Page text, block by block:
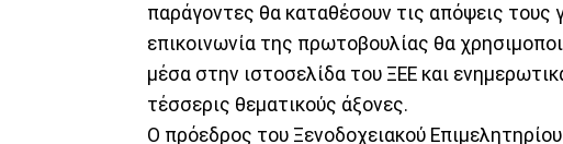
παράγοντες θα καταθέσουν τις απόψεις τους
επικοινωνία της πρωτοβουλίας θα
μέσα στην ιστοσελίδα του ΞΕΕ και
τέσσερις θεματικούς άξονες.
Ο πρόεδρος του Ξενοδοχειακού